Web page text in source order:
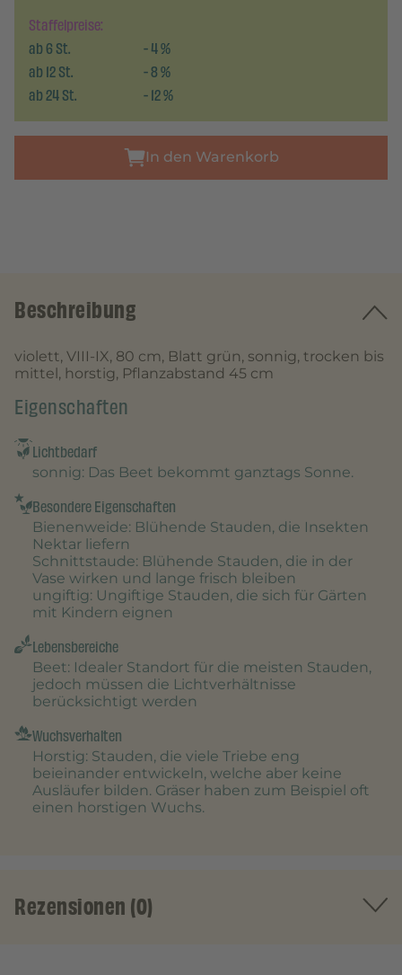
Staffelpreise:
ab6St. -4%
ab12St. -8%
ab24St. -12%
In den Warenkorb
Beschreibung
violett, VIII-IX, 80 cm, Blatt grün, sonnig, trocken bis
mittel, horstig, Pflanzabstand 45 cm
Eigenschaften
Lichtbedarf
sonnig: Das Beet bekommt ganztags Sonne.
Besondere Eigenschaften
Bienenweide: Blühende Stauden, die Insekten
Nektar liefern
Schnittstaude: Blühende Stauden, die in der
Vase wirken und lange frisch bleiben
ungiftig: Ungiftige Stauden, die sich für Gärten
mit Kindern eignen
Lebensbereiche
Beet: Idealer Standort für die meisten Stauden,
jedoch müssen die Lichtverhältnisse
berücksichtigt werden
Wuchsverhalten
Horstig: Stauden, die viele Triebe eng
beieinander entwickeln, welche aber keine
Ausläufer bilden. Gräser haben zum Beispiel oft
einen horstigen Wuchs.
Rezensionen (0)